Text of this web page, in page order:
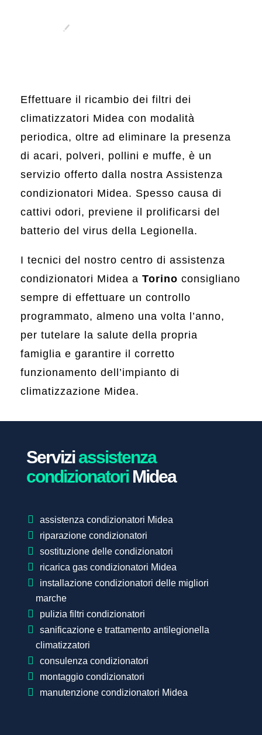
Effettuare il ricambio dei filtri dei
climatizzatori Midea con modalità
periodica, oltre ad eliminare la presenza
di acari, polveri, pollini e muffe, è un
servizio offerto dalla nostra Assistenza
condizionatori Midea. Spesso causa di
cattivi odori, previene il prolificarsi del
batterio del virus della Legionella.
I tecnici del nostro centro di assistenza
condizionatori Midea a Torino consigliano
sempre di effettuare un controllo
programmato, almeno una volta l’anno,
per tutelare la salute della propria
famiglia e garantire il corretto
funzionamento dell’impianto di
climatizzazione Midea.
Serviziassistenza
condizionatoriMidea
assistenza condizionatori Midea
riparazione condizionatori
sostituzione delle condizionatori
ricarica gas condizionatori Midea
installazione condizionatori delle migliori
marche
pulizia filtri condizionatori
sanificazione e trattamento antilegionella
climatizzatori
consulenza condizionatori
montaggio condizionatori
manutenzione condizionatori Midea